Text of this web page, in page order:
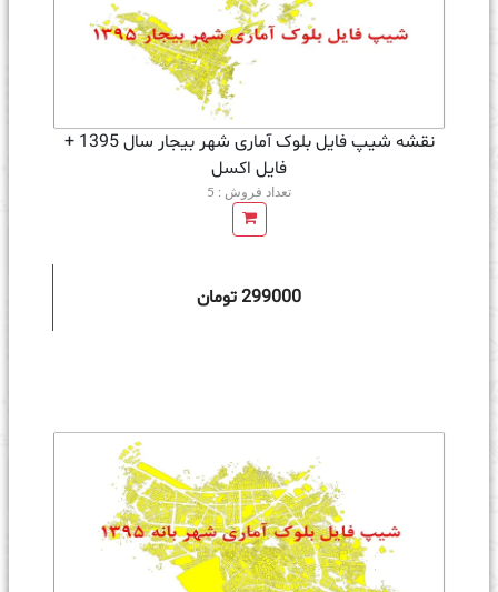
نقشه شیپ فایل بلوک آماری شهر بیجار سال 1395 +
فايل اكسل
تعداد فروش : 5
299000 تومان